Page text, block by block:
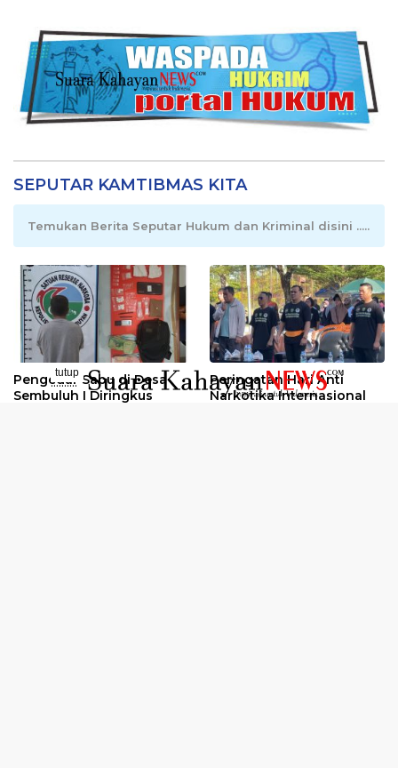
SEPUTAR KAMTIBMAS KITA
Temukan Berita Seputar Hukum dan Kriminal disini .....
Pengedar Sabu di Desa
Sembuluh I Diringkus
Peringatan Hari Anti
Narkotika Internasional
tutup
..........